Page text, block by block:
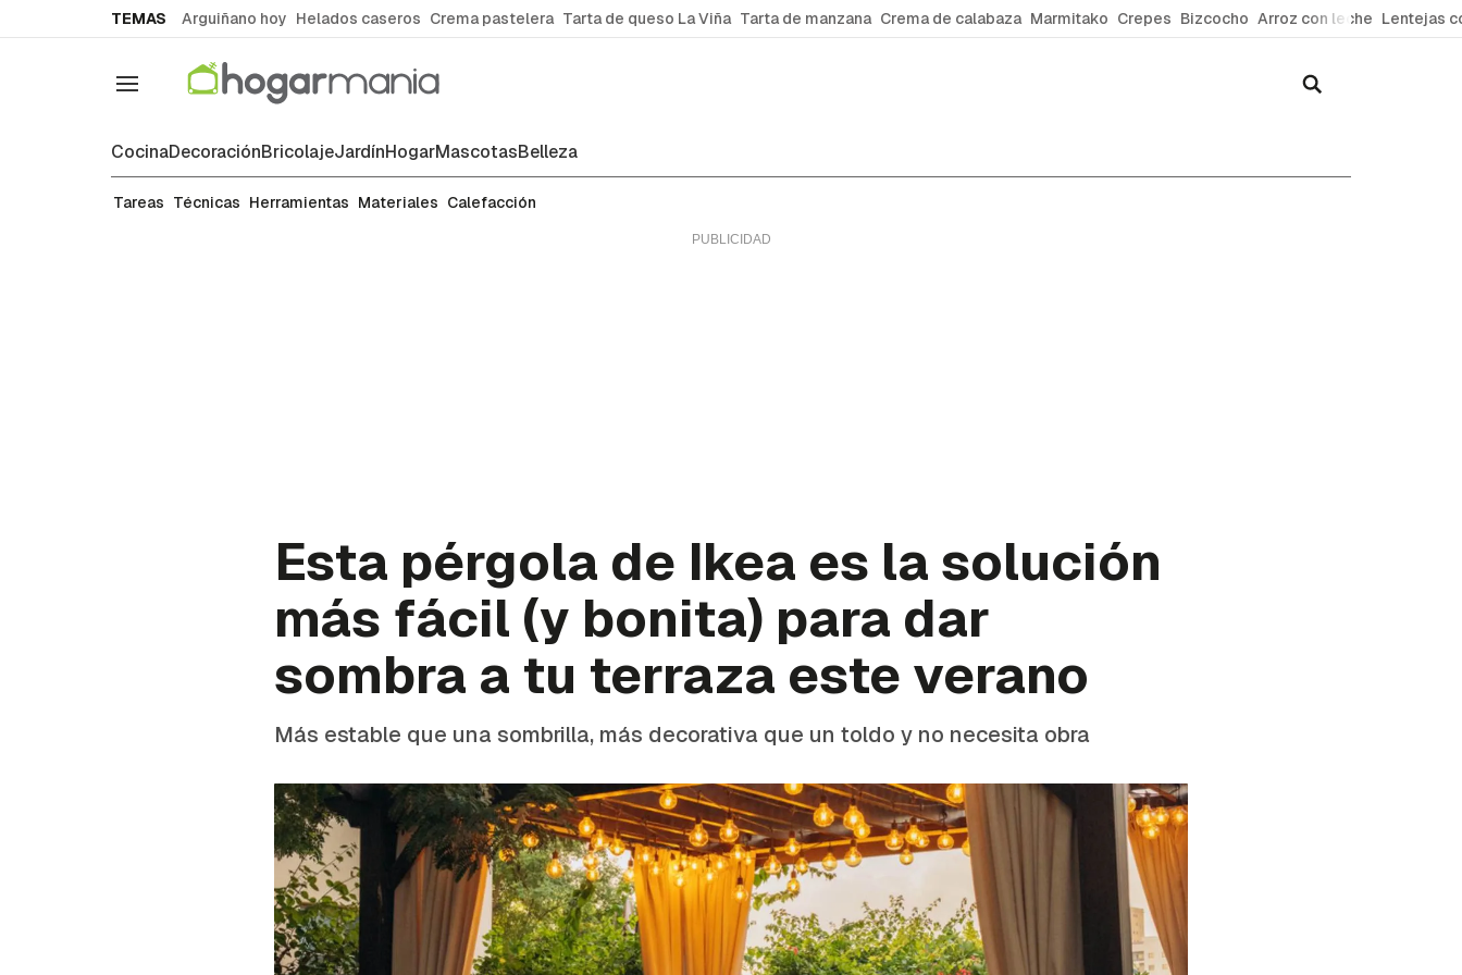
TEMAS Arguiñano hoy Helados caseros Crema pastelera Tarta de queso La Viña Tarta de manzana Crema de calabaza Marmitako Crepes Bizcocho Arroz con leche Lentejas
Navegación
CocinaDecoraciónBricolajeJardínHogarMascotasBelleza
Jardín y terraza
Tareas Técnicas Herramientas Materiales Calefacción
Esta pérgola de Ikea es la solución
más fácil (y bonita) para dar
sombra a tu terraza este verano
Más estable que una sombrilla, más decorativa que un toldo y no necesita obra